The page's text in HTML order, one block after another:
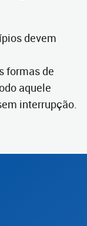
devem
formas de
aquele
interrupção.